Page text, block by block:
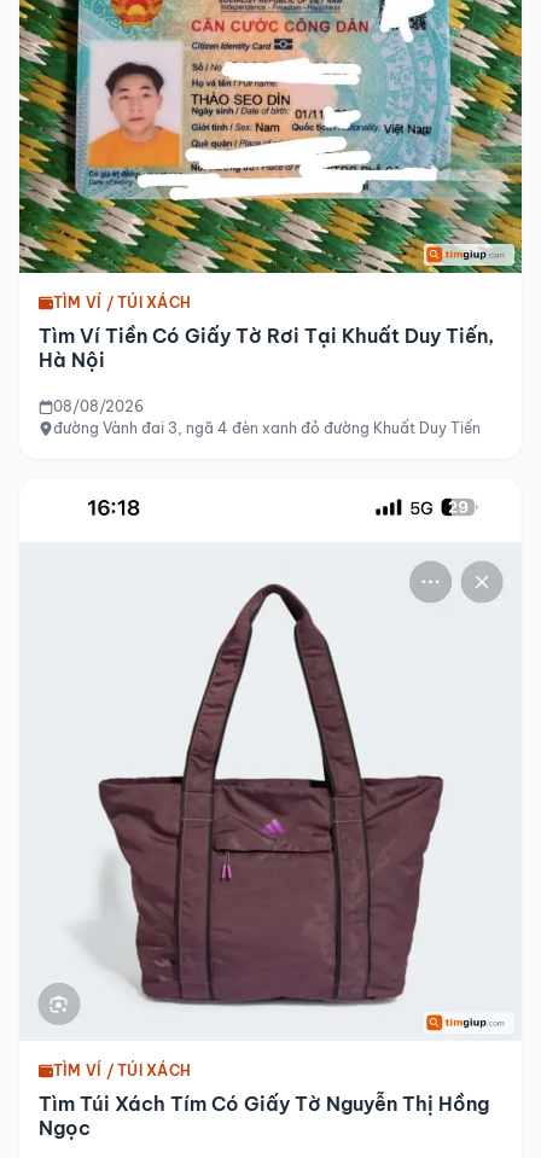
TÌM VÍ / TÚI XÁCH
Tìm Ví Tiền Có Giấy Tờ Rơi Tại Khuất Duy Tiến,
Hà Nội
08/08/2026
đường Vành đai 3, ngã 4 đèn xanh đỏ đường Khuất Duy Tiến
TÌM VÍ / TÚI XÁCH
Tìm Túi Xách Tím Có Giấy Tờ Nguyễn Thị Hồng
Ngọc